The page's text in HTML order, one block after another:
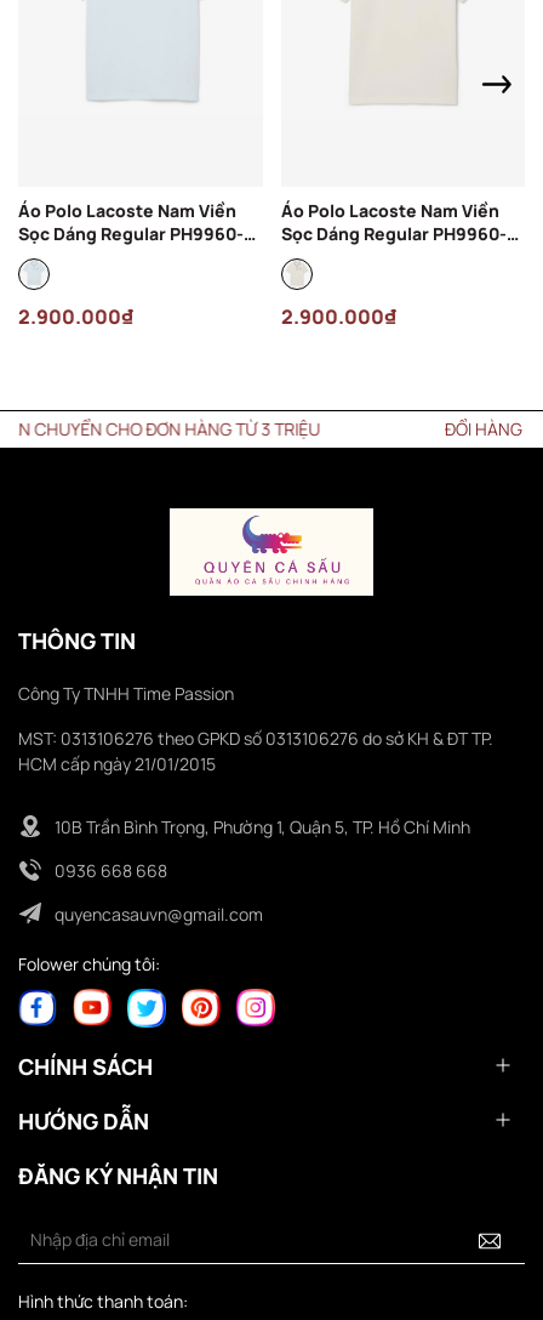
Áo Polo Lacoste Nam Viền
Sọc Dáng Regular PH9960-
00-T01 Màu Xanh Nhạt
2.900.000₫
Áo Polo Lacoste Nam Viền
Sọc Dáng Regular PH9960-
00-ARS Màu Kem
2.900.000₫
CHO ĐƠN HÀNG TỪ 3 TRIỆU ĐỔI HÀNG trong
THÔNG TIN
Công Ty TNHH Time Passion
MST: 0313106276 theo GPKD số 0313106276 do sở KH & ĐT TP.
HCM cấp ngày 21/01/2015
10B Trần Bình Trọng, Phường 1, Quận 5, TP. Hồ Chí Minh
0936 668 668
quyencasauvn@gmail.com
Folower chúng tôi:
CHÍNH SÁCH
HƯỚNG DẪN
ĐĂNG KÝ NHẬN TIN
Hình thức thanh toán: